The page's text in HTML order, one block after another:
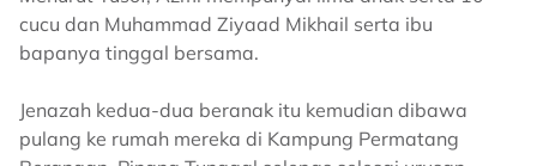
cucu dan Muhammad Ziyaad Mikhail serta ibu
bapanya tinggal bersama.
Jenazah kedua-dua beranak itu kemudian dibawa
pulang ke rumah mereka di Kampung Permatang